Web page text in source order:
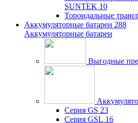
SUNTEK 10
Тороидальные
Аккумуляторные батареи 288
Аккумуляторные батареи
Выгодные
Серия GS 23
Серия GSL 16